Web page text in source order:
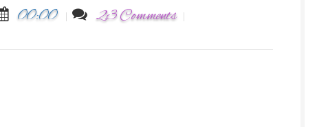
00:00 23 Comments